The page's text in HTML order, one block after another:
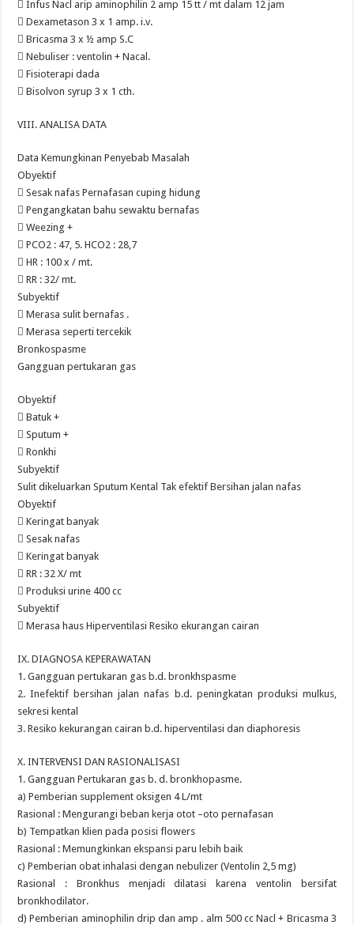
 Infus Nacl arip aminophilin 2 amp 15 tt / mt dalam 12 jam
 Dexametason 3 x 1 amp. i.v.
 Bricasma 3 x ½ amp S.C
 Nebuliser : ventolin + Nacal.
 Fisioterapi dada
 Bisolvon syrup 3 x 1 cth.
VIII. ANALISA DATA
Data Kemungkinan Penyebab Masalah
Obyektif
 Sesak nafas Pernafasan cuping hidung
 Pengangkatan bahu sewaktu bernafas
 Weezing +
 PCO2 : 47, 5. HCO2 : 28,7
 HR : 100 x / mt.
 RR : 32/ mt.
Subyektif
 Merasa sulit bernafas .
 Merasa seperti tercekik
Bronkospasme
Gangguan pertukaran gas
Obyektif
 Batuk +
 Sputum +
 Ronkhi
Subyektif
Sulit dikeluarkan Sputum Kental Tak efektif Bersihan jalan nafas
Obyektif
 Keringat banyak
 Sesak nafas
 Keringat banyak
 RR : 32 X/ mt
 Produksi urine 400 cc
Subyektif
 Merasa haus Hiperventilasi Resiko ekurangan cairan
IX. DIAGNOSA KEPERAWATAN
1. Gangguan pertukaran gas b.d. bronkhspasme
2. Inefektif bersihan jalan nafas b.d. peningkatan produksi mulkus,
sekresi kental
3. Resiko kekurangan cairan b.d. hiperventilasi dan diaphoresis
X. INTERVENSI DAN RASIONALISASI
1. Gangguan Pertukaran gas b. d. bronkhopasme.
a) Pemberian supplement oksigen 4 L/mt
Rasional : Mengurangi beban kerja otot –oto pernafasan
b) Tempatkan klien pada posisi flowers
Rasional : Memungkinkan ekspansi paru lebih baik
c) Pemberian obat inhalasi dengan nebulizer (Ventolin 2,5 mg)
Rasional : Bronkhus menjadi dilatasi karena ventolin bersifat
bronkhodilator.
d) Pemberian aminophilin drip dan amp . alm 500 cc Nacl + Bricasma 3